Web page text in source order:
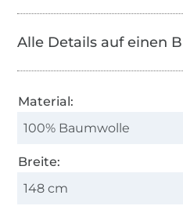
Alle Details auf einen
Material:
100% Baumwolle
Breite:
148 cm